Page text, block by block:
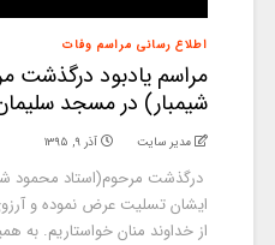
اطلاع رسانی مراسم وفات
مراسم یادبود درگذشت
شیمبار) در مسجد
مدیر سایت آذر ۹, ۱۳۹۵
درگذشت مرحوم(استاد محمود
ایشان تسلیت عرض نموده و
از خداوند منان خواستاریم. به